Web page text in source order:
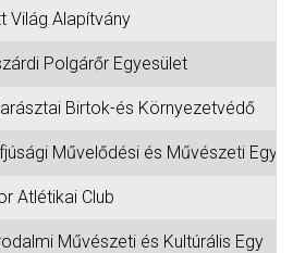
Világ Alapítvány
Polgárőr Egyesület
Birtok-és Környezetvédő
Művelődési és Művészeti Egy
Atlétikai Club
Művészeti és Kultúrális Egy